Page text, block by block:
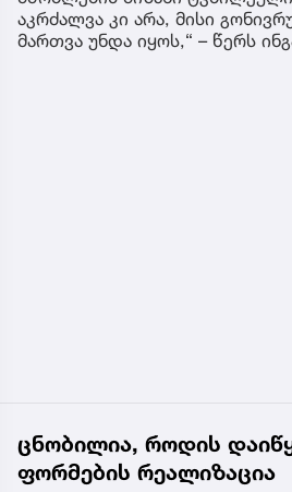
აკრძალვა კი არა, მისი
მართვა უნდა იყოს,“ – წერს
ცნობილია, როდის
ფორმების რეალიზაცია